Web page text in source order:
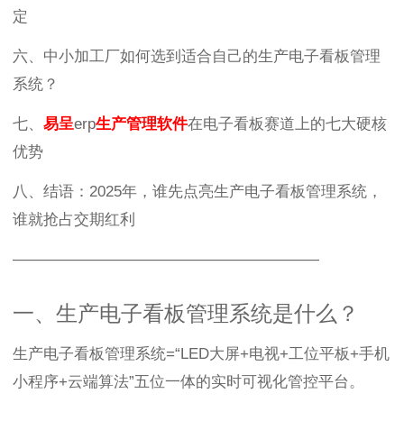
定
六、中小加工厂如何选到适合自己的生产电子看板管理
系统？
七、 易呈erp生产管理软件在电子看板赛道上的七大硬核
优势
八、结语：2025年，谁先点亮生产电子看板管理系统，
谁就抢占交期红利
————————————————————
一、生产电子看板管理系统是什么？
生产电子看板管理系统=“LED大屏+电视+工位平板+手机
小程序+云端算法”五位一体的实时可视化管控平台。